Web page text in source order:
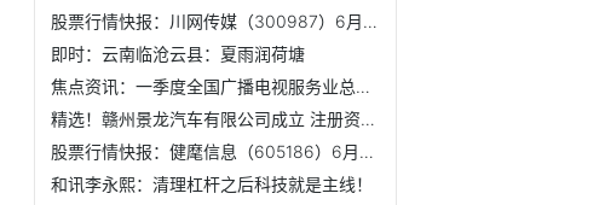
股票行情快报：川网传媒（300987）6月9日主力资金净卖出235.7...
即时：云南临沧云县：夏雨润荷塘
焦点资讯：一季度全国广播电视服务业总收入3562.38亿元 同比...
精选！赣州景龙汽车有限公司成立 注册资本30万人民币
股票行情快报：健麾信息（605186）6月8日主力资金净买入2229.82万元
和讯李永熙：清理杠杆之后科技就是主线！